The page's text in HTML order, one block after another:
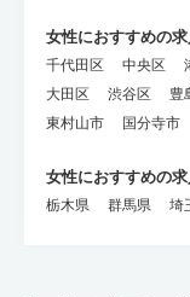
女性におすすめの
千代田区 中央区
大田区
渋谷区 豊
東村山市
国分寺市
女性におすすめの
栃木県 群馬県 埼